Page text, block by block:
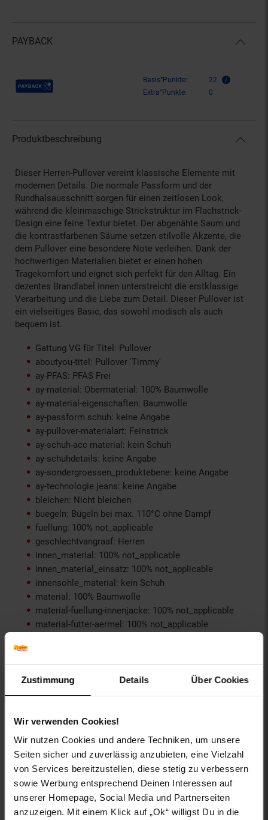
Zustimmung Details Über Cookies
Wir verwenden Cookies!
Wir nutzen Cookies und andere Techniken, um unsere
Seiten sicher und zuverlässig anzubieten, eine Vielzahl
von Services bereitzustellen, diese stetig zu verbessern
sowie Werbung entsprechend Deinen Interessen auf
unserer Homepage, Social Media und Partnerseiten
anzuzeigen. Mit einem Klick auf „Ok“ willigst Du in die
PAYBACK
Payback Punkte Basis°Punkte:
22
Extra°Punkte:
0
Produktbeschreibung
Dieser Herren-Pullover vereint klassische Elemente mit
modernen Details. Die normale Passform und der
Rundhalsausschnitt sorgen für einen zeitlosen Look,
während die kleinmaschige Strickstruktur im Flachstrick-
Design eine feine Textur bietet. Der abgenähte Saum und
die kontrastfarbenen Säume setzen stilvolle Akzente, die
dem Pullover eine besondere Note verleihen. Dank der
hochwertigen Materialien bietet er einen hohen
Tragekomfort und eignet sich perfekt für den Alltag. Ein
dezentes Brandlabel innen unterstreicht die erstklassige
Verarbeitung und die Liebe zum Detail. Dieser Pullover ist
ein vielseitiges Basic, das sowohl modisch als auch
bequem ist.
Gattung VG für Titel: Pullover
aboutyou-titel: Pullover 'Timmy'
ay-PFAS: PFAS Frei
ay-material: Obermaterial: 100% Baumwolle
ay-material-eigenschaften: Baumwolle
ay-passform schuh: keine Angabe
ay-pullover-materialart: Feinstrick
ay-schuh-acc material: kein Schuh
ay-schuhdetails: keine Angabe
ay-sondergroessen_produktebene: keine Angabe
ay-technologie jeans: keine Angabe
bleichen: Nicht bleichen
buegeln: Bügeln bei max. 110°C ohne Dampf
fuellung: 100% not_applicable
geschlechtvangraaf: Herren
innen_material: 100% not_applicable
innen_material_einsatz: 100% not_applicable
innensohle_material: kein Schuh
material: 100% Baumwolle
material-fuellung-innenjacke: 100% not_applicable
material-futter-aermel: 100% not_applicable
material-oberstoff-innenjacke: 100% not_applicable
material-oberstoff-innenseite: 100% not_applicable
material-oberstoff-mittlere-schicht: 100%
material-oberstoff-mittlerer-teil: 100% not_applicable
material-oberstoff-rueckseite: 100% not_applicable
material-verzierung: 100% not_applicable
material_futter: kein Schuh
oberstoff_unterer_teil: 100% not_applicable
otto-anlaesse: Homewear, Streetwear, Weihnachten,
Casualmode, Herbstmode, Wintermode,